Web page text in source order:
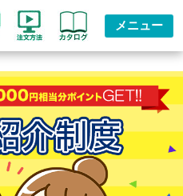
メニュー